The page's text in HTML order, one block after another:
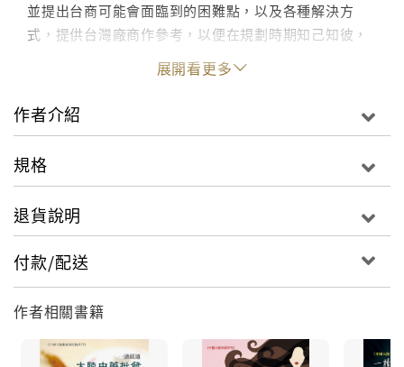
並提出台商可能會面臨到的困難點，以及各種解決方
式，提供台灣廠商作參考，以便在規劃時期知己知彼，
而在真正進入中國大陸汽車市場後，能夠百戰百勝。
展開看更多
作者介紹
規格
退貨說明
付款/配送
作者相關書籍